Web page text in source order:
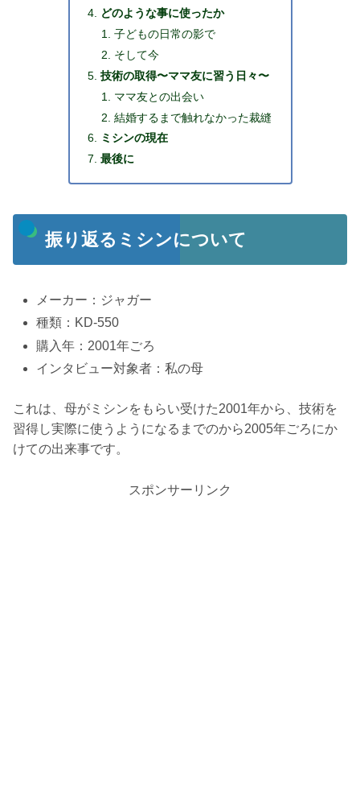
どのような事に使ったか
子どもの日常の影で
そして今
技術の取得〜ママ友に習う日々〜
ママ友との出会い
結婚するまで触れなかった裁縫
ミシンの現在
最後に
振り返るミシンについて
メーカー：ジャガー
種類：KD-550
購入年：2001年ごろ
インタビュー対象者：私の母
これは、母がミシンをもらい受けた2001年から、技術を
習得し実際に使うようになるまでのから2005年ごろにか
けての出来事です。
スポンサーリンク